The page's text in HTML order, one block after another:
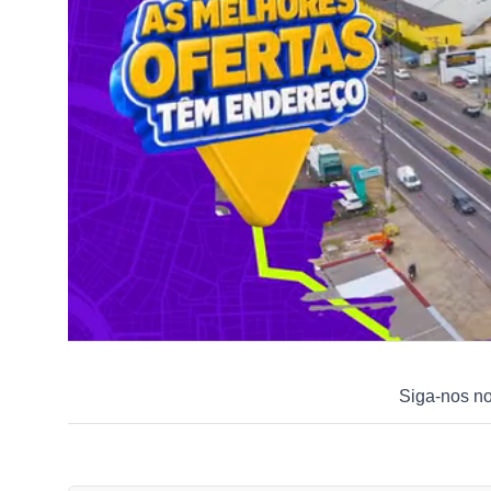
Siga-nos